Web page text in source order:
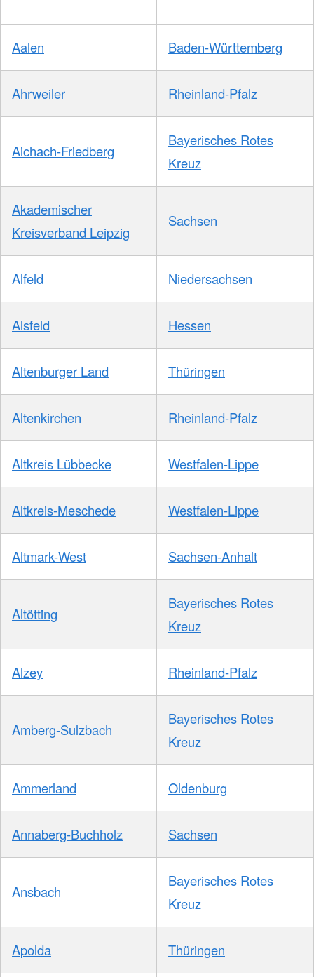
Aalen Baden-Württemberg
Ahrweiler Rheinland-Pfalz
Aichach-Friedberg
Bayerisches Rotes
Kreuz
Akademischer
Kreisverband Leipzig
Sachsen
Alfeld Niedersachsen
Alsfeld Hessen
Altenburger Land Thüringen
Altenkirchen Rheinland-Pfalz
Altkreis Lübbecke Westfalen-Lippe
Altkreis-Meschede Westfalen-Lippe
Altmark-West Sachsen-Anhalt
Altötting
Bayerisches Rotes
Kreuz
Alzey Rheinland-Pfalz
Amberg-Sulzbach
Bayerisches Rotes
Kreuz
Ammerland Oldenburg
Annaberg-Buchholz Sachsen
Ansbach
Bayerisches Rotes
Kreuz
Apolda Thüringen